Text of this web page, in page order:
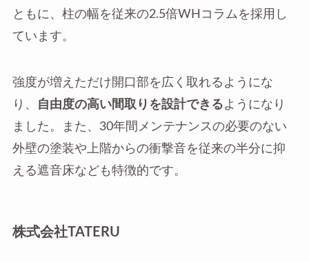
ともに、柱の幅を従来の2.5倍WHコラムを採用し
ています。
強度が増えただけ開口部を広く取れるようにな
り、
自由度の高い間取りを設計できるようになり
ました。また、30年間メンテナンスの必要のない
外壁の塗装や上階からの衝撃音を従来の半分に抑
える遮音床なども特徴的です。
株式会社TATERU